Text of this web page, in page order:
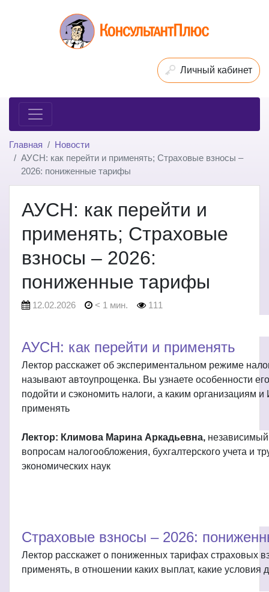
Личный кабинет
Главная
Новости
АУСН: как перейти и применять; Страховые взносы –
2026: пониженные тарифы
АУСН: как перейти и
применять; Страховые
взносы – 2026:
пониженные тарифы
12.02.2026 < 1 мин. 111
АУСН: как перейти и применять
Лектор расскажет об экспериментальном режиме
называют автоупрощенка. Вы узнаете особенности
подойти и сэкономить налоги, а каким организациям
применять
Лектор: Климова Марина Аркадьевна, независимый
вопросам налогообложения, бухгалтерского учета и
экономических наук
Страховые взносы – 2026:
Лектор расскажет о пониженных тарифах страховых
применять, в отношении каких выплат, какие условия